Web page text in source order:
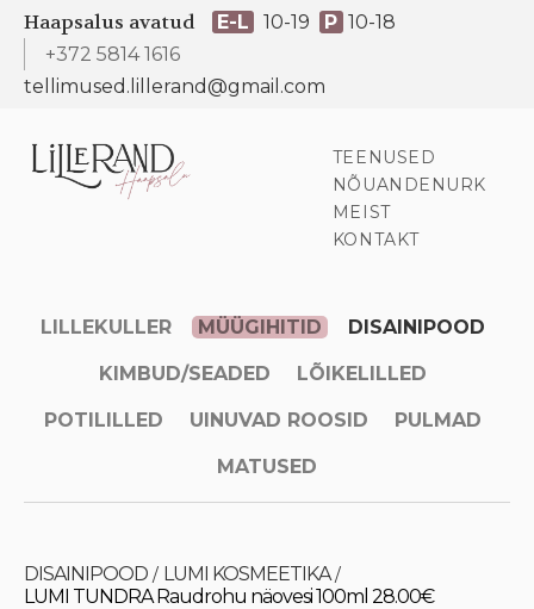
Haapsalus avatud E-L 10-19 P 10-18
+372 5814 1616
tellimused.lillerand@gmail.com
TEENUSED
NÕUANDENURK
MEIST
KONTAKT
LILLEKULLER MÜÜGIHITID DISAINIPOOD
KIMBUD/SEADED LÕIKELILLED
POTILILLED UINUVAD ROOSID PULMAD
MATUSED
DISAINIPOOD / LUMI KOSMEETIKA /
LUMI TUNDRA Raudrohu näovesi 100ml 28.00€